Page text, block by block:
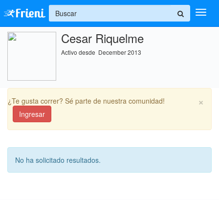
Ayuda
+
Cesar Riquelme
Activo desde December 2013
×
¿Te gusta correr? Sé parte de nuestra comunidad!
Ingresar
No ha solicitado resultados.